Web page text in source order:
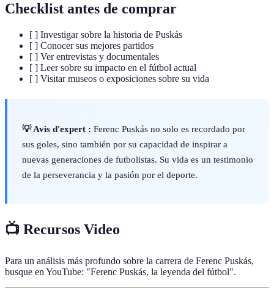
Checklist antes de comprar
[ ] Investigar sobre la historia de Puskás
[ ] Conocer sus mejores partidos
[ ] Ver entrevistas y documentales
[ ] Leer sobre su impacto en el fútbol actual
[ ] Visitar museos o exposiciones sobre su vida
💡 Avis d'expert : Ferenc Puskás no solo es recordado por
sus goles, sino también por su capacidad de inspirar a
nuevas generaciones de futbolistas. Su vida es un testimonio
de la perseverancia y la pasión por el deporte.
📺 Recursos Video
Para un análisis más profundo sobre la carrera de Ferenc Puskás,
busque en YouTube: "Ferenc Puskás, la leyenda del fútbol".